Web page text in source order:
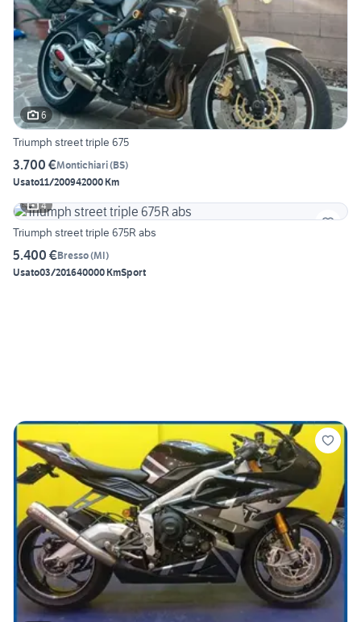
6
Triumph street triple 675
3.700 €Montichiari(BS)
Usato11/200942000 Km
4
Triumph street triple 675R abs
5.400 €Bresso(MI)
Usato03/201640000 KmSport